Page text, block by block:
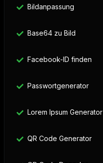
Bildanpassung
Base64 zu Bild
Facebook-ID finden
Passwortgenerator
Lorem Ipsum Generator
QR Code Generator